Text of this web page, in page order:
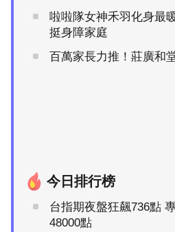
啦啦隊女神禾羽化身最
挺身障家庭
百萬家長力推！莊廣和
今日排行榜
台指期夜盤狂飆736點
48000點